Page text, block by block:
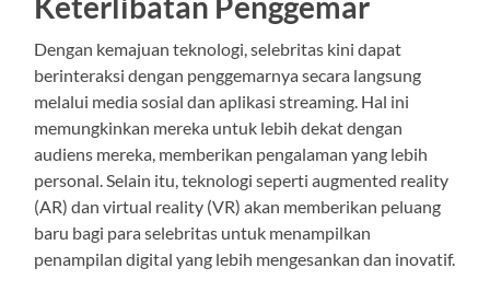
Dengan kemajuan teknologi, selebritas kini dapat
berinteraksi dengan penggemarnya secara langsung
melalui media sosial dan aplikasi streaming. Hal ini
memungkinkan mereka untuk lebih dekat dengan
audiens mereka, memberikan pengalaman yang lebih
personal. Selain itu, teknologi seperti augmented reality
(AR) dan virtual reality (VR) akan memberikan peluang
baru bagi para selebritas untuk menampilkan
penampilan digital yang lebih mengesankan dan inovatif.